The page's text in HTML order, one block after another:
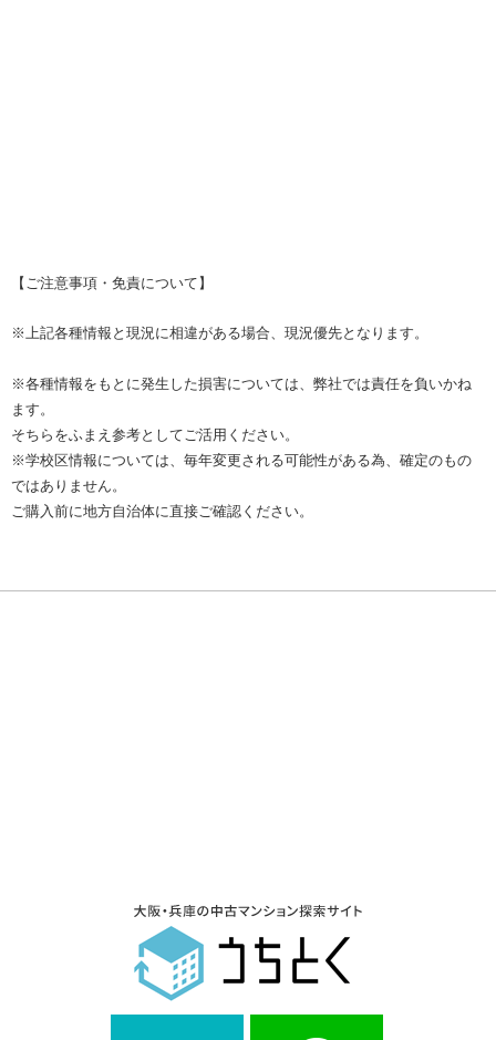
【ご注意事項・免責について】
※上記各種情報と現況に相違がある場合、現況優先となります。
※各種情報をもとに発生した損害については、弊社では責任を負いかね
ます。
そちらをふまえ参考としてご活用ください。
※学校区情報については、毎年変更される可能性がある為、確定のもの
ではありません。
ご購入前に地方自治体に直接ご確認ください。